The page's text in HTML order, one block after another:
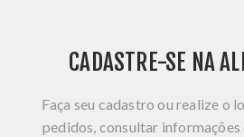
CADASTRE-SE NA
Faça seu cadastro ou realize o
pedidos, consultar informações